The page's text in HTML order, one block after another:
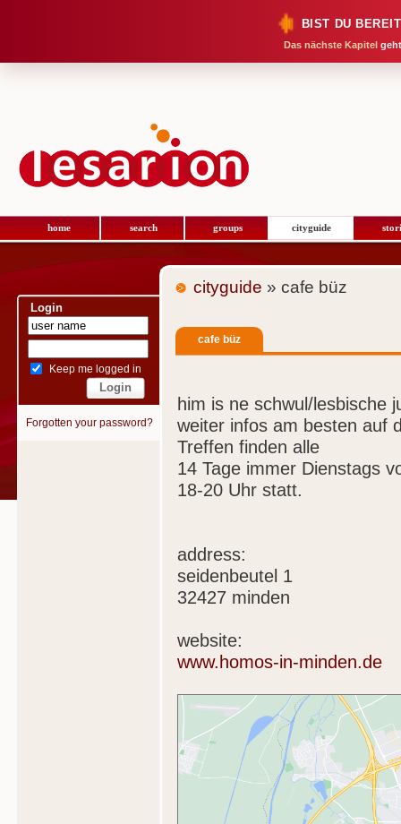
BIST DU
Das nächste Kapitel
home search groups cityguide
Login
Keep me logged in
Forgotten your password?
cityguide » cafe büz
cafe büz
him is ne schwul/lesbische
weiter infos am besten auf
Treffen finden alle
14 Tage immer Dienstags
18-20 Uhr statt.
address:
seidenbeutel 1
32427 minden
website:
www.homos-in-minden.de